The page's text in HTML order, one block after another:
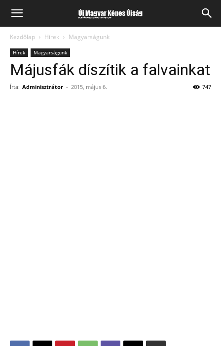
Kezdőlap Hírek Magyarságunk
Hírek Magyarságunk
Májusfák díszítik a falvainkat
Írta: Adminisztrátor - 2015, május 6. 747